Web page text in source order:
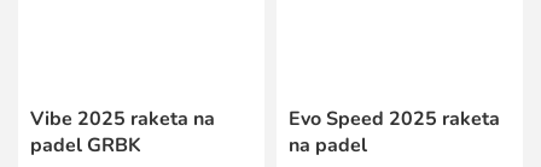
Vibe 2025 raketa na
padel GRBK
Evo Speed 2025 raketa
na padel